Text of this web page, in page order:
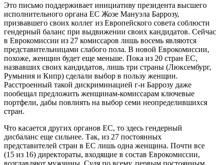
Это письмо поддерживает инициативу президента высшего
исполнительного органа ЕС Жозе Мануэла Баррозу,
призвавшего своих коллег из Европейского совета соблюсти
гендерный баланс при выдвижении своих кандидатов. Сейчас
в Еврокомиссии из 27 комиссаров лишь восемь являются
представительницами слабого пола. В новой Еврокомиссии,
похоже, женщин будет еще меньше. Пока из 20 стран ЕС,
назвавших своих кандидатов, лишь три страны (Люксембург,
Румыния и Кипр) сделали выбор в пользу женщин.
Расстроенный такой дискриминацией г-н Баррозу даже
пообещал предложить женщинам-комиссарам ключевые
портфели, дабы повлиять на выбор семи неопределившихся
стран.
Что касается других органов ЕС, то здесь гендерный
дисбаланс еще сильнее. Так, из 27 постоянных
представителей стран в ЕС лишь одна женщина. Почти все
(15 из 16) директораты, входящие в состав Еврокомиссии,
возглавляют мужчины. Судя по всему, первым постоянным